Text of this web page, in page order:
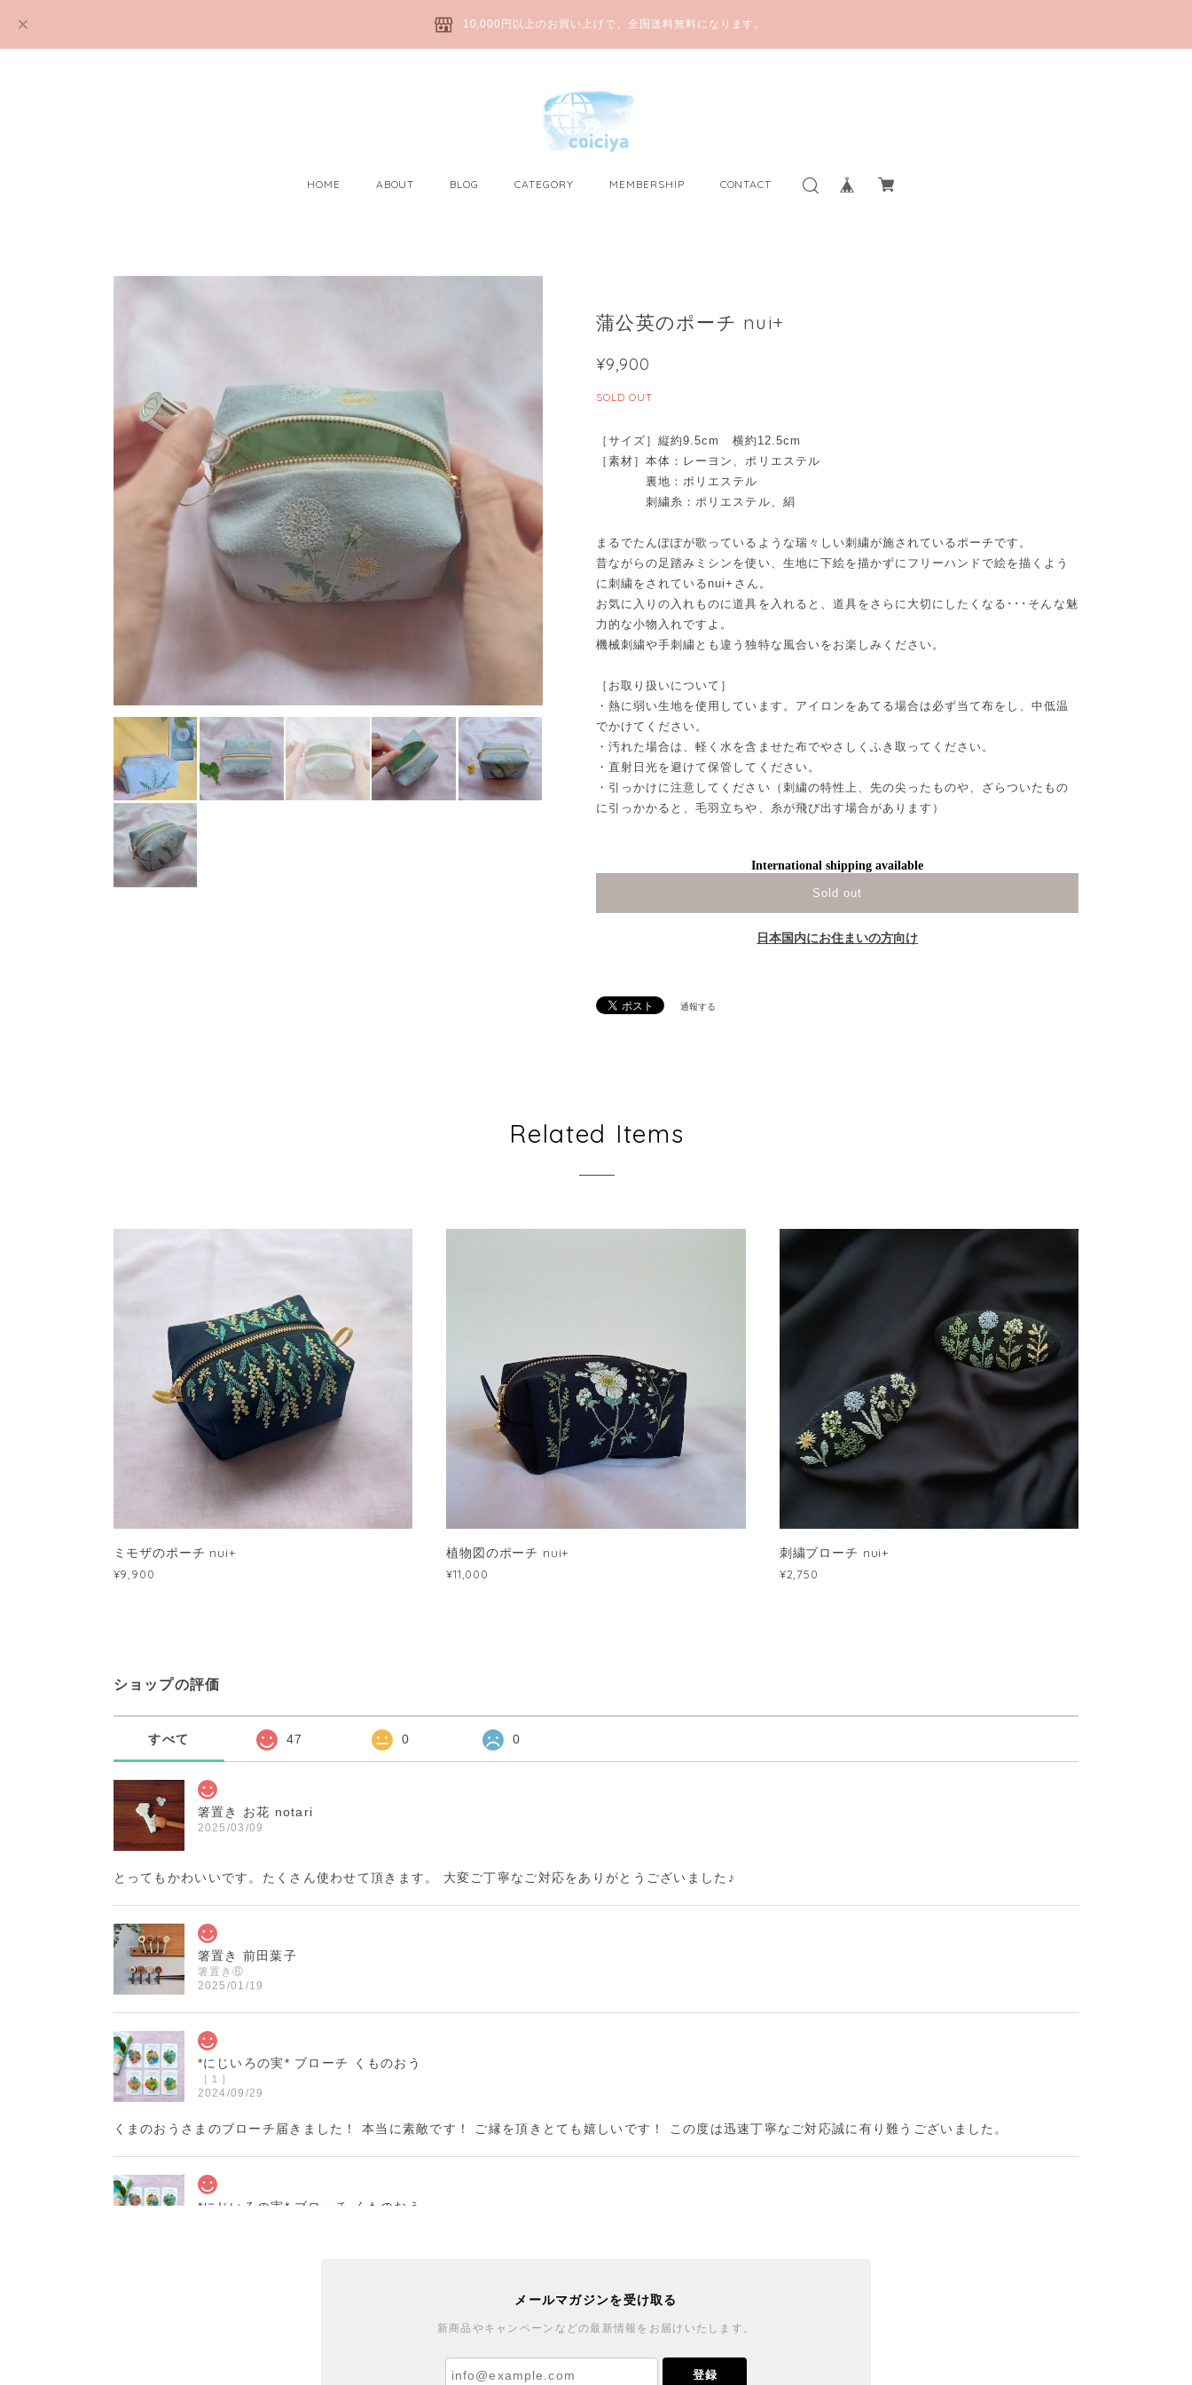
10,000円以上のお買い上げで、全国送料無料になります。
HOME ABOUT BLOG CATEGORY MEMBERSHIP CONTACT
蒲公英のポーチ nui+
¥9,900
SOLD OUT
［サイズ］縦約9.5cm 横約12.5cm
［素材］本体：レーヨン、ポリエステル
裏地：ポリエステル
刺繍糸：ポリエステル、絹
まるでたんぽぽが歌っているような瑞々しい刺繍が施されているポーチです。
昔ながらの足踏みミシンを使い、生地に下絵を描かずにフリーハンドで絵を描くよう
に刺繍をされているnui+さん。
お気に入りの入れものに道具を入れると、道具をさらに大切にしたくなる･･･そんな魅
力的な小物入れですよ。
機械刺繍や手刺繍とも違う独特な風合いをお楽しみください。
［お取り扱いについて］
・熱に弱い生地を使用しています。アイロンをあてる場合は必ず当て布をし、中低温
でかけてください。
・汚れた場合は、軽く水を含ませた布でやさしくふき取ってください。
・直射日光を避けて保管してください。
・引っかけに注意してください（刺繍の特性上、先の尖ったものや、ざらついたもの
に引っかかると、毛羽立ちや、糸が飛び出す場合があります）
International shipping available
Sold out
日本国内にお住まいの方向け
通報する
Related Items
ミモザのポーチ nui+
¥9,900
植物図のポーチ nui+
¥11,000
刺繍ブローチ nui+
¥2,750
ショップの評価
すべて 47 0 0
箸置き お花 notari
2025/03/09
とってもかわいいです。たくさん使わせて頂きます。 大変ご丁寧なご対応をありがとうございました♪
箸置き 前田葉子
箸置き⑥
2025/01/19
*にじいろの実* ブローチ くものおう
［１］
2024/09/29
くまのおうさまのブローチ届きました！ 本当に素敵です！ ご縁を頂きとても嬉しいです！ この度は迅速丁寧なご対応誠に有り難うございました。
*にじいろの実* ブローチ くものおう
メールマガジンを受け取る
新商品やキャンペーンなどの最新情報をお届けいたします。
登録